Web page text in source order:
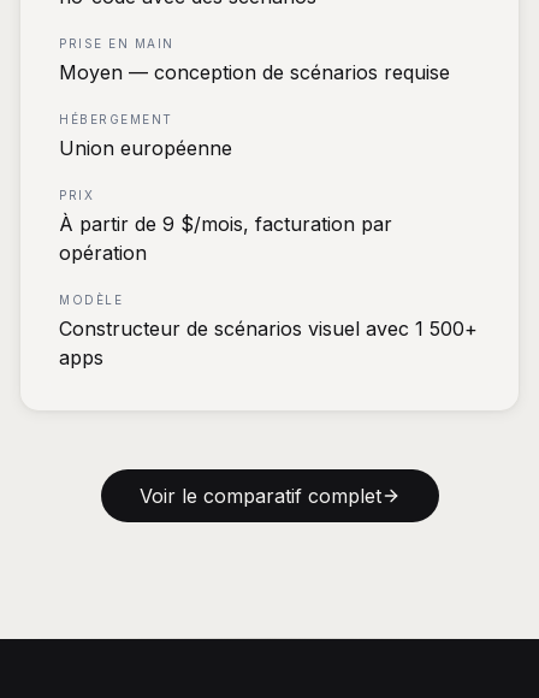
PRISE EN MAIN
Moyen — conception de scénarios requise
HÉBERGEMENT
Union européenne
PRIX
À partir de 9 $/mois, facturation par
opération
MODÈLE
Constructeur de scénarios visuel avec 1 500+
apps
Voir le comparatif complet